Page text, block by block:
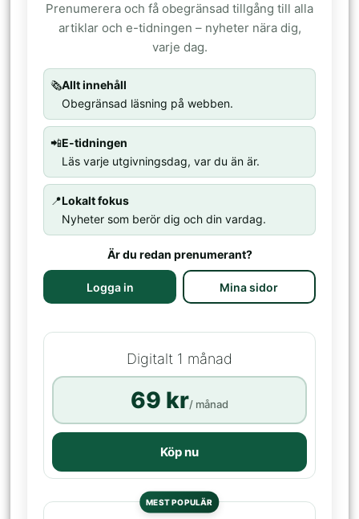
Prenumerera och få obegränsad tillgång till alla
artiklar och e-tidningen – nyheter nära dig,
varje dag.
🗞️Allt innehåll
Obegränsad läsning på webben.
📲E-tidningen
Läs varje utgivningsdag, var du än är.
📍Lokalt fokus
Nyheter som berör dig och din vardag.
Är du redan prenumerant?
Logga in Mina sidor
Digitalt 1 månad
69 kr/ månad
Köp nu
MEST POPULÄR